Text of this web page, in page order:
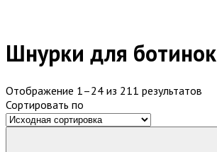
Шнурки для ботинок
Отображение 1–24 из 211 результатов
Сортировать по